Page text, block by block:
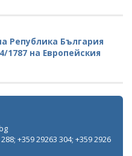
Република България
1787 на Европейския
+359 29263 304; +359 2926